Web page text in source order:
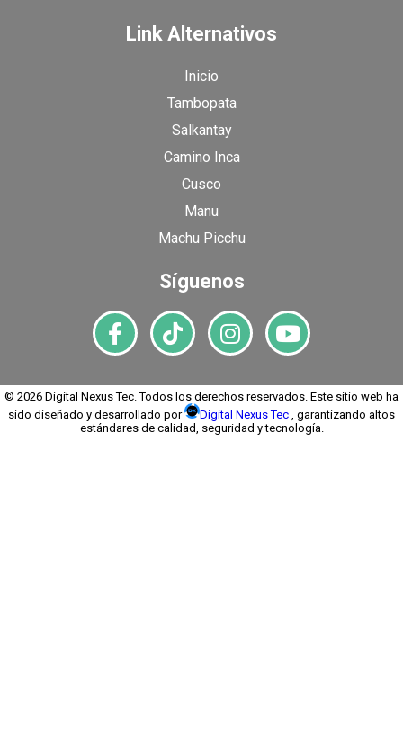
Link Alternativos
Inicio
Tambopata
Salkantay
Camino Inca
Cusco
Manu
Machu Picchu
Síguenos
© 2026 Digital Nexus Tec. Todos los derechos reservados. Este sitio web ha
sido diseñado y desarrollado por
Digital Nexus Tec , garantizando altos
estándares de calidad, seguridad y tecnología.